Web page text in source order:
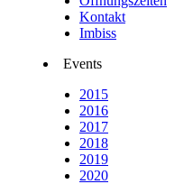
Kontakt
Imbiss
Events
2015
2016
2017
2018
2019
2020